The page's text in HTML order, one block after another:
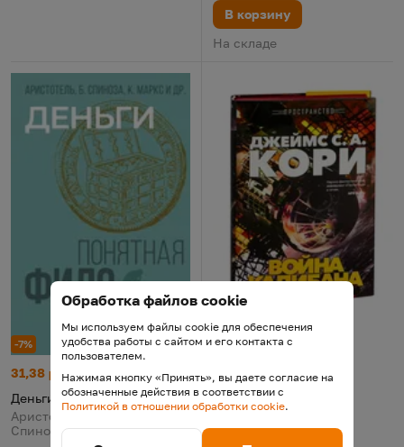
В корзину
На складе
-7%
Деньги
Цена:
31,38 р.
Старая цена:
33,74
Деньги
Аристотель, Бенедикт
Спиноза, Карл Маркс, 2024
Война Калибана
Цена:
52,14 р.
Старая цена:
57,93
Джеймс Кори, 2025
Обработка файлов cookie
Мы используем файлы cookie для обеспечения
удобства работы с сайтом и его контакта с
пользователем.
Нажимая кнопку «Принять», вы даете согласие на
обозначенные действия в соответствии с
Политикой в отношении обработки cookie.